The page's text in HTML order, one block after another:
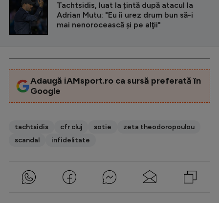
Tachtsidis, luat la țintă după atacul la
Adrian Mutu: "Eu îi urez drum bun să-i
mai nenorocească şi pe alţii"
Adaugă iAMsport.ro ca sursă preferată în
Google
tachtsidis cfr cluj sotie
zeta theodoropoulou
scandal
infidelitate